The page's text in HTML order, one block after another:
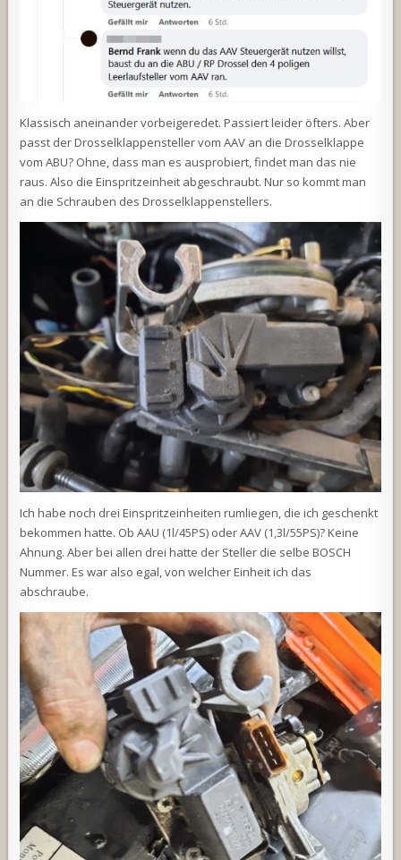
Klassisch aneinander vorbeigeredet. Passiert leider öfters. Aber
passt der Drosselklappensteller vom AAV an die Drosselklappe
vom ABU? Ohne, dass man es ausprobiert, findet man das nie
raus. Also die Einspritzeinheit abgeschraubt. Nur so kommt man
an die Schrauben des Drosselklappenstellers.
Ich habe noch drei Einspritzeinheiten rumliegen, die ich geschenkt
bekommen hatte. Ob AAU (1l/45PS) oder AAV (1,3l/55PS)? Keine
Ahnung. Aber bei allen drei hatte der Steller die selbe BOSCH
Nummer. Es war also egal, von welcher Einheit ich das
abschraube.